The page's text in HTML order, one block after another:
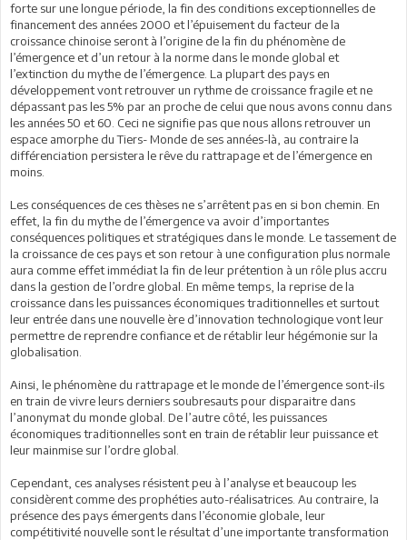
forte sur une longue période, la fin des conditions exceptionnelles de
financement des années 2000 et l’épuisement du facteur de la
croissance chinoise seront à l’origine de la fin du phénomène de
l’émergence et d’un retour à la norme dans le monde global et
l’extinction du mythe de l’émergence. La plupart des pays en
développement vont retrouver un rythme de croissance fragile et ne
dépassant pas les 5% par an proche de celui que nous avons connu dans
les années 50 et 60. Ceci ne signifie pas que nous allons retrouver un
espace amorphe du Tiers- Monde de ses années-là, au contraire la
différenciation persistera le rêve du rattrapage et de l’émergence en
moins.
Les conséquences de ces thèses ne s’arrêtent pas en si bon chemin. En
effet, la fin du mythe de l’émergence va avoir d’importantes
conséquences politiques et stratégiques dans le monde. Le tassement de
la croissance de ces pays et son retour à une configuration plus normale
aura comme effet immédiat la fin de leur prétention à un rôle plus accru
dans la gestion de l’ordre global. En même temps, la reprise de la
croissance dans les puissances économiques traditionnelles et surtout
leur entrée dans une nouvelle ère d’innovation technologique vont leur
permettre de reprendre confiance et de rétablir leur hégémonie sur la
globalisation.
Ainsi, le phénomène du rattrapage et le monde de l’émergence sont-ils
en train de vivre leurs derniers soubresauts pour disparaitre dans
l’anonymat du monde global. De l’autre côté, les puissances
économiques traditionnelles sont en train de rétablir leur puissance et
leur mainmise sur l’ordre global.
Cependant, ces analyses résistent peu à l’analyse et beaucoup les
considèrent comme des prophéties auto-réalisatrices. Au contraire, la
présence des pays émergents dans l’économie globale, leur
compétitivité nouvelle sont le résultat d’une importante transformation